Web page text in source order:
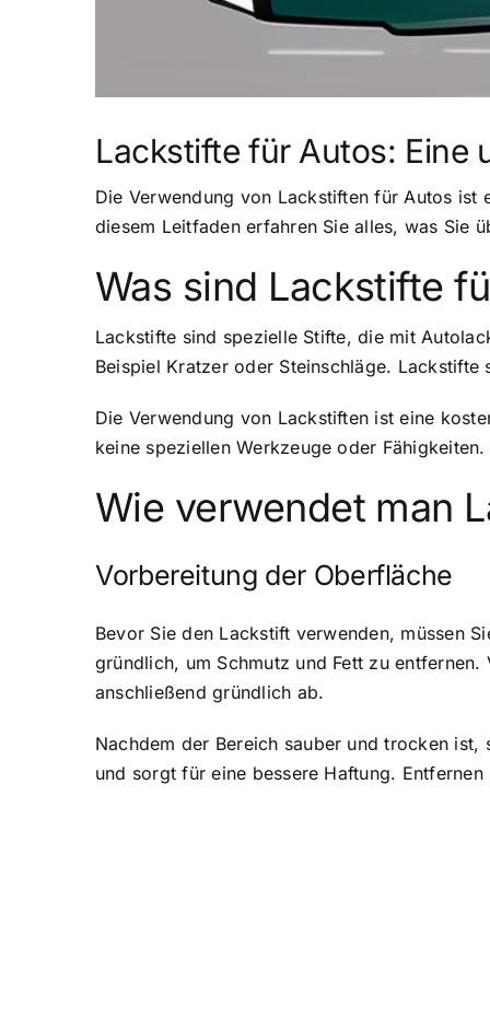
Lackstifte für Autos: Eine
Die Verwendung von Lackstiften für Autos ist
diesem Leitfaden erfahren Sie alles, was Sie
Was sind Lackstifte
Lackstifte sind spezielle Stifte, die mit
Beispiel Kratzer oder Steinschläge.
Die Verwendung von Lackstiften ist eine
keine speziellen Werkzeuge oder
Wie verwendet man
Vorbereitung der Oberfläche
Bevor Sie den Lackstift verwenden, müssen
gründlich, um Schmutz und Fett zu
anschließend gründlich ab.
Nachdem der Bereich sauber und trocken
und sorgt für eine bessere Haftung.